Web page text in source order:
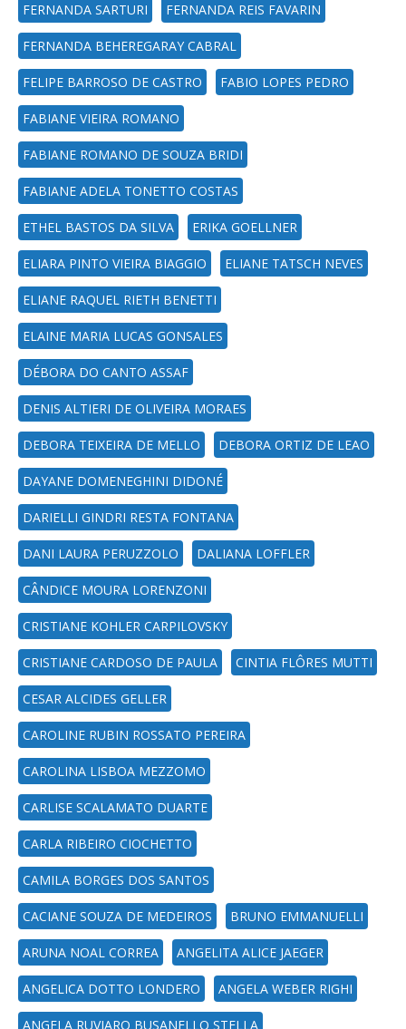
FERNANDA SARTURI FERNANDA REIS FAVARIN
FERNANDA BEHEREGARAY CABRAL
FELIPE BARROSO DE CASTRO FABIO LOPES PEDRO
FABIANE VIEIRA ROMANO
FABIANE ROMANO DE SOUZA BRIDI
FABIANE ADELA TONETTO COSTAS
ETHEL BASTOS DA SILVA ERIKA GOELLNER
ELIARA PINTO VIEIRA BIAGGIO ELIANE TATSCH NEVES
ELIANE RAQUEL RIETH BENETTI
ELAINE MARIA LUCAS GONSALES
DÉBORA DO CANTO ASSAF
DENIS ALTIERI DE OLIVEIRA MORAES
DEBORA TEIXEIRA DE MELLO DEBORA ORTIZ DE LEAO
DAYANE DOMENEGHINI DIDONÉ
DARIELLI GINDRI RESTA FONTANA
DANI LAURA PERUZZOLO DALIANA LOFFLER
CÂNDICE MOURA LORENZONI
CRISTIANE KOHLER CARPILOVSKY
CRISTIANE CARDOSO DE PAULA CINTIA FLÔRES MUTTI
CESAR ALCIDES GELLER
CAROLINE RUBIN ROSSATO PEREIRA
CAROLINA LISBOA MEZZOMO
CARLISE SCALAMATO DUARTE
CARLA RIBEIRO CIOCHETTO
CAMILA BORGES DOS SANTOS
CACIANE SOUZA DE MEDEIROS BRUNO EMMANUELLI
ARUNA NOAL CORREA ANGELITA ALICE JAEGER
ANGELICA DOTTO LONDERO ANGELA WEBER RIGHI
ANGELA RUVIARO BUSANELLO STELLA